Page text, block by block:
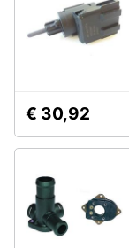
Assistenza
clienti
€ 30,92